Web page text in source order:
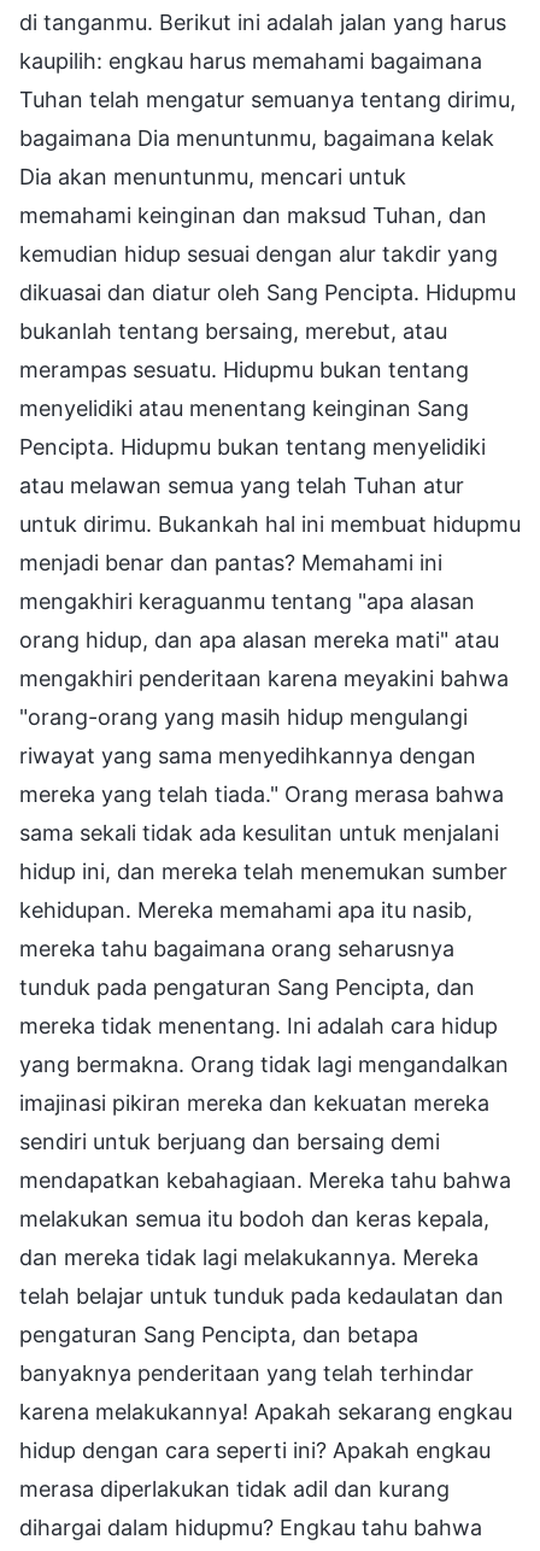
di tanganmu. Berikut ini adalah jalan yang harus
kaupilih: engkau harus memahami bagaimana
Tuhan telah mengatur semuanya tentang dirimu,
bagaimana Dia menuntunmu, bagaimana kelak
Dia akan menuntunmu, mencari untuk
memahami keinginan dan maksud Tuhan, dan
kemudian hidup sesuai dengan alur takdir yang
dikuasai dan diatur oleh Sang Pencipta. Hidupmu
bukanlah tentang bersaing, merebut, atau
merampas sesuatu. Hidupmu bukan tentang
menyelidiki atau menentang keinginan Sang
Pencipta. Hidupmu bukan tentang menyelidiki
atau melawan semua yang telah Tuhan atur
untuk dirimu. Bukankah hal ini membuat hidupmu
menjadi benar dan pantas? Memahami ini
mengakhiri keraguanmu tentang "apa alasan
orang hidup, dan apa alasan mereka mati" atau
mengakhiri penderitaan karena meyakini bahwa
"orang-orang yang masih hidup mengulangi
riwayat yang sama menyedihkannya dengan
mereka yang telah tiada." Orang merasa bahwa
sama sekali tidak ada kesulitan untuk menjalani
hidup ini, dan mereka telah menemukan sumber
kehidupan. Mereka memahami apa itu nasib,
mereka tahu bagaimana orang seharusnya
tunduk pada pengaturan Sang Pencipta, dan
mereka tidak menentang. Ini adalah cara hidup
yang bermakna. Orang tidak lagi mengandalkan
imajinasi pikiran mereka dan kekuatan mereka
sendiri untuk berjuang dan bersaing demi
mendapatkan kebahagiaan. Mereka tahu bahwa
melakukan semua itu bodoh dan keras kepala,
dan mereka tidak lagi melakukannya. Mereka
telah belajar untuk tunduk pada kedaulatan dan
pengaturan Sang Pencipta, dan betapa
banyaknya penderitaan yang telah terhindar
karena melakukannya! Apakah sekarang engkau
hidup dengan cara seperti ini? Apakah engkau
merasa diperlakukan tidak adil dan kurang
dihargai dalam hidupmu? Engkau tahu bahwa